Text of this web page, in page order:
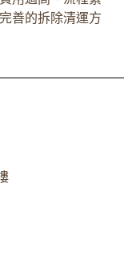
善的拆除清運方